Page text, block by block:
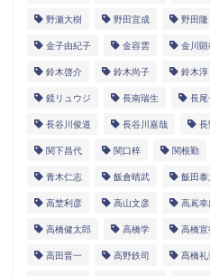
野瀬大樹 野田宜成 野田隆
金子由紀子 金容雲 金川顕
鈴木啓介 鈴木尚子 鈴木淳
鏡リュウジ 長南瑞生 長尾
長谷川俊道 長谷川嘉哉 長
関下昌代 関口梓 関根勤
青木仁志 飯倉晴武 飯田泰
高埜利彦 高山文彦 高嶌幸
高橋健太郎 高橋学 高橋宣
高田晋一 高野鉄司 髙橋礼